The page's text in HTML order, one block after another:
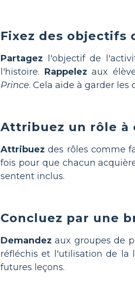
Fixez des objectifs
Partagez l'objectif de
l'histoire. Rappelez aux
Prince. Cela aide à garder les
Attribuez un rôle à
Attribuez des rôles comme
fois pour que chacun
sentent inclus.
Concluez par une
Demandez aux groupes de
réfléchis et l'utilisation de la
futures leçons.